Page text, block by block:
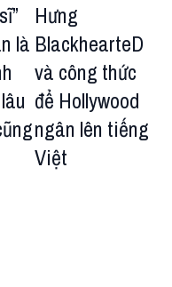
là
Hưng
BlackhearteD
và công thức
để Hollywood
ngân lên tiếng
Việt